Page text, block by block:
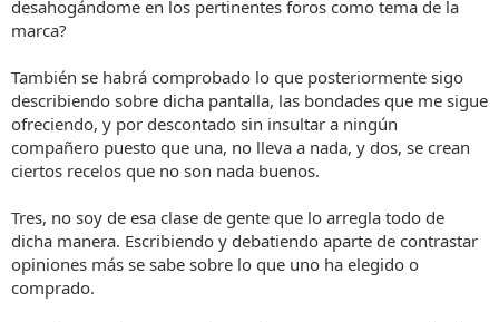
tus temas del problema también en Nosolohd para seguir ellos
echando mierda a Samsung. En fin, que sí lo que querías es que se
expuesto en todos los foros de España.
desahogándome en los pertinentes foros como tema de la
marca?
También se habrá comprobado lo que posteriormente sigo
describiendo sobre dicha pantalla, las bondades que me sigue
ofreciendo, y por descontado sin insultar a ningún
compañero puesto que una, no lleva a nada, y dos, se crean
ciertos recelos que no son nada buenos.
Tres, no soy de esa clase de gente que lo arregla todo de
dicha manera. Escribiendo y debatiendo aparte de contrastar
opiniones más se sabe sobre lo que uno ha elegido o
comprado.